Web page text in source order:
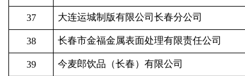
37 大连运城制版有限公司长春分公司
38 长春市金福金属表面处理有限责任公司
39 今麦郎饮品（长春）有限公司